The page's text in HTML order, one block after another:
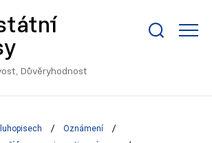
Důvěryhodnost
Oznámení